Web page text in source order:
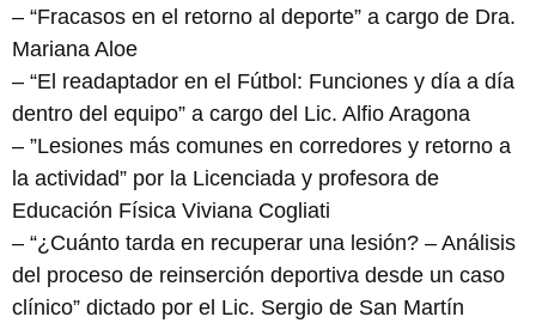
– “Fracasos en el retorno al deporte” a cargo de Dra.
Mariana Aloe
– “El readaptador en el Fútbol: Funciones y día a día
dentro del equipo” a cargo del Lic. Alfio Aragona
– ”Lesiones más comunes en corredores y retorno a
la actividad” por la Licenciada y profesora de
Educación Física Viviana Cogliati
– “¿Cuánto tarda en recuperar una lesión? – Análisis
del proceso de reinserción deportiva desde un caso
clínico” dictado por el Lic. Sergio de San Martín